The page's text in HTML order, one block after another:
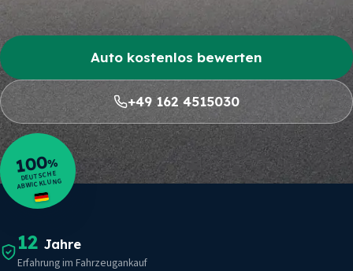
Auto kostenlos bewerten
+49 162 4515030
100%
DEUTSCHE
ABWICKLUNG
12 Jahre
Erfahrung im Fahrzeugankauf